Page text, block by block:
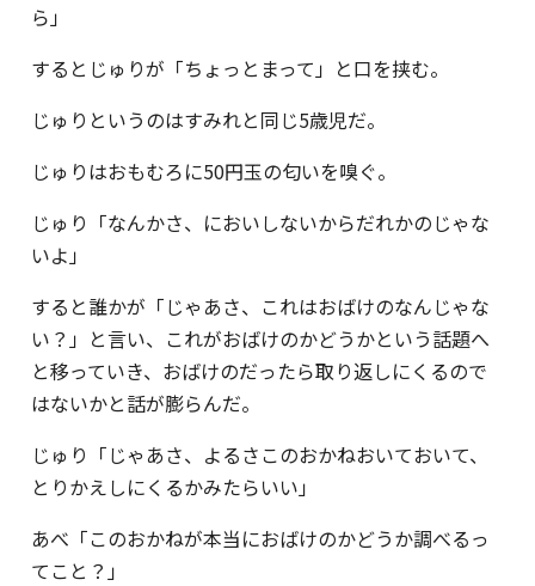
ら」
するとじゅりが「ちょっとまって」と口を挟む。
じゅりというのはすみれと同じ5歳児だ。
じゅりはおもむろに50円玉の匂いを嗅ぐ。
じゅり「なんかさ、においしないからだれかのじゃな
いよ」
すると誰かが「じゃあさ、これはおばけのなんじゃな
い？」と言い、これがおばけのかどうかという話題へ
と移っていき、おばけのだったら取り返しにくるので
はないかと話が膨らんだ。
じゅり「じゃあさ、よるさこのおかねおいておいて、
とりかえしにくるかみたらいい」
あべ「このおかねが本当におばけのかどうか調べるっ
てこと？」